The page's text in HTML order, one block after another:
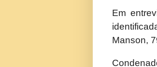
Em
Manson,